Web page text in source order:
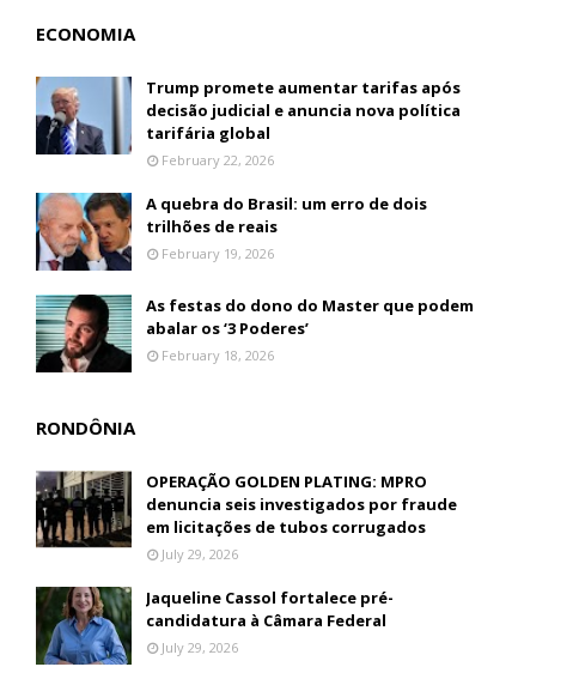
ECONOMIA
Trump promete aumentar tarifas após
decisão judicial e anuncia nova política
tarifária global
February 22, 2026
A quebra do Brasil: um erro de dois
trilhões de reais
February 19, 2026
As festas do dono do Master que podem
abalar os ‘3 Poderes’
February 18, 2026
RONDÔNIA
OPERAÇÃO GOLDEN PLATING: MPRO
denuncia seis investigados por fraude
em licitações de tubos corrugados
July 29, 2026
Jaqueline Cassol fortalece pré-
candidatura à Câmara Federal
July 29, 2026